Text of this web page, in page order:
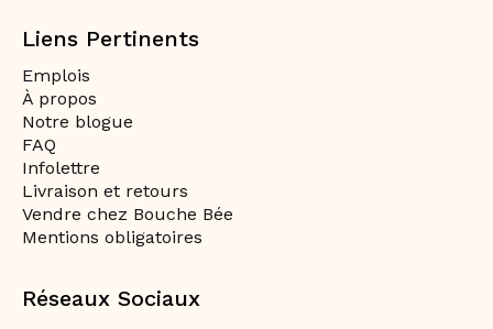
Liens Pertinents
Emplois
À propos
Notre blogue
FAQ
Infolettre
Livraison et retours
Vendre chez Bouche Bée
Mentions obligatoires
Réseaux Sociaux